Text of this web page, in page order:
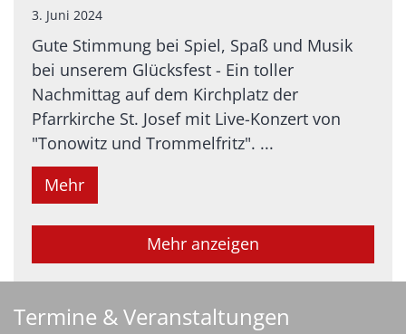
3. Juni 2024
Gute Stimmung bei Spiel, Spaß und Musik
bei unserem Glücksfest - Ein toller
Nachmittag auf dem Kirchplatz der
Pfarrkirche St. Josef mit Live-Konzert von
"Tonowitz und Trommelfritz". ...
Mehr
Mehr anzeigen
Termine & Veranstaltungen